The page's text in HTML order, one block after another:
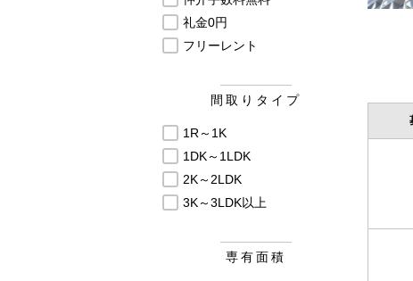
礼金0円
フリーレント
間取りタイプ
1R～1K
1DK～1LDK
2K～2LDK
3K～3LDK以上
専有面積